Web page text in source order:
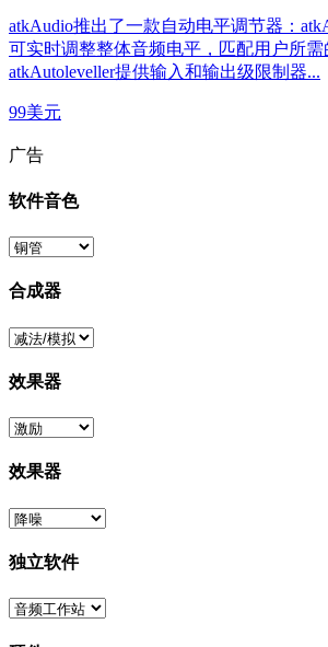
atkAudio推出了一款自动电平调节器：
可实时调整整体音频电平，匹配用户所需
atkAutoleveller提供输入和输出级限制器...
99美元
广告
软件音色
合成器
效果器
效果器
独立软件